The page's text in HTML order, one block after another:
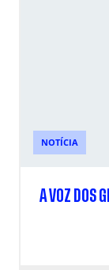
NOTÍCIA
A VOZ DOS